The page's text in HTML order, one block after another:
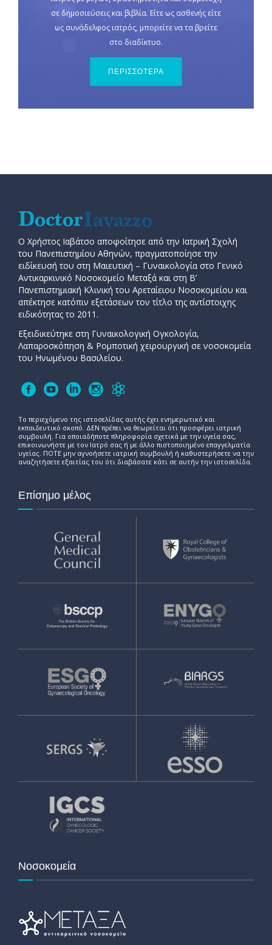
σε δημοσιεύσεις και βιβλία. Είτε ως ασθενής είτε
ως συνάδελφος ιατρός, μπορείτε να τα βρείτε
στο διαδίκτυο.
ΠΕΡΙΣΣΟΤΕΡΑ
Ο Χρήστος Ιαβάτσο αποφοίτησε από την Ιατρική Σχολή
του Πανεπιστημίου Αθηνών, πραγματοποίησε την
ειδίκευσή του στη Μαιευτική – Γυναικολογία στο Γενικό
Αντικαρκινικό Νοσοκομείο Μεταξά και στη Β’
Πανεπιστημιακή Κλινική του Αρεταίειου Νοσοκομείου και
απέκτησε κατόπιν εξετάσεων τον τίτλο της αντίστοιχης
ειδικότητας το 2011.
Εξειδικεύτηκε στη Γυναικολογική Ογκολογία,
Λαπαροσκόπηση & Ρομποτική χειρουργική σε νοσοκομεία
του Ηνωμένου Βασιλείου.
Το περιεχόμενο της ιστοσελίδας αυτής έχει ενημερωτικό και
εκπαιδευτικό σκοπό. ΔΕΝ πρέπει να θεωρείται ότι προσφέρει ιατρική
συμβουλή. Για οποιαδήποτε πληροφορία σχετικά με την υγεία σας,
επικοινωνήστε με τον Ιατρό σας ή με άλλο πιστοποιημένο επαγγελματία
υγείας. ΠΟΤΕ μην αγνοήσετε ιατρική συμβουλή ή καθυστερήσετε να την
αναζητήσετε εξαιτίας του ότι διαβάσατε κάτι σε αυτήν την ιστοσελίδα.
Επίσημο μέλος
Νοσοκομεία